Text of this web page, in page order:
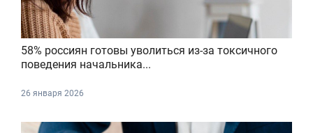
58% россиян готовы уволиться из-за токсичного
поведения начальника...
26 января 2026